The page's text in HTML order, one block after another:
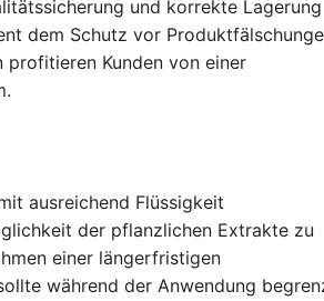
und korrekte Lagerung
dem Schutz vor
Kunden von einer
ausreichend Flüssigkeit
der pflanzlichen Extrakte zu
einer längerfristigen
während der Anwendung